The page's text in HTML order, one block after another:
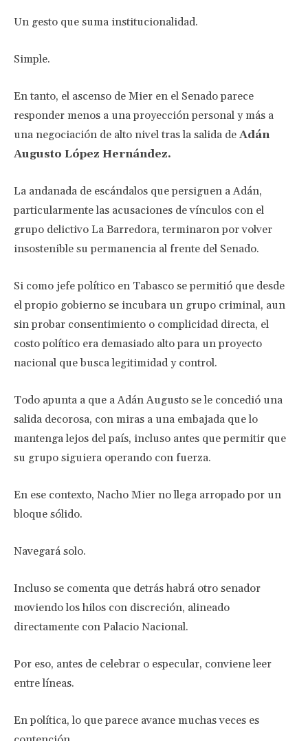
Un gesto que suma institucionalidad.
Simple.
En tanto, el ascenso de Mier en el Senado parece
responder menos a una proyección personal y más a
una negociación de alto nivel tras la salida de Adán
Augusto López Hernández.
La andanada de escándalos que persiguen a Adán,
particularmente las acusaciones de vínculos con el
grupo delictivo La Barredora, terminaron por volver
insostenible su permanencia al frente del Senado.
Si como jefe político en Tabasco se permitió que desde
el propio gobierno se incubara un grupo criminal, aun
sin probar consentimiento o complicidad directa, el
costo político era demasiado alto para un proyecto
nacional que busca legitimidad y control.
Todo apunta a que a Adán Augusto se le concedió una
salida decorosa, con miras a una embajada que lo
mantenga lejos del país, incluso antes que permitir que
su grupo siguiera operando con fuerza.
En ese contexto, Nacho Mier no llega arropado por un
bloque sólido.
Navegará solo.
Incluso se comenta que detrás habrá otro senador
moviendo los hilos con discreción, alineado
directamente con Palacio Nacional.
Por eso, antes de celebrar o especular, conviene leer
entre líneas.
En política, lo que parece avance muchas veces es